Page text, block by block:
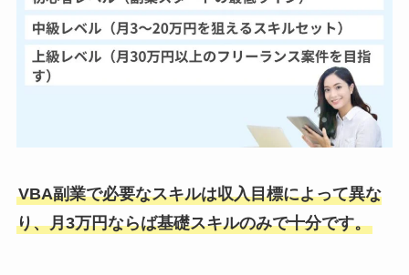
VBA副業で必要なスキルは収入目標によって異な
り、月3万円ならば基礎スキルのみで十分です。